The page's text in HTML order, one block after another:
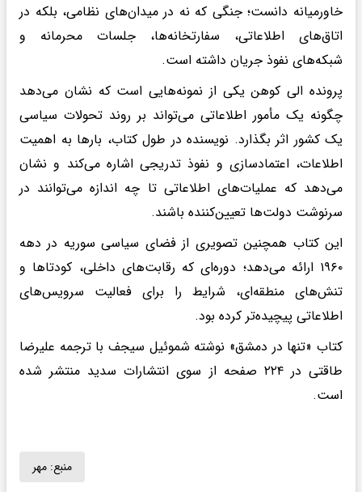
خاورمیانه دانست؛ جنگی که نه در میدان‌های نظامی، بلکه در
اتاق‌های اطلاعاتی، سفارتخانه‌ها، جلسات محرمانه و
شبکه‌های نفوذ جریان داشته است.
پرونده الی کوهن یکی از نمونه‌هایی است که نشان می‌دهد
چگونه یک مأمور اطلاعاتی می‌تواند بر روند تحولات سیاسی
یک کشور اثر بگذارد. نویسنده در طول کتاب، بارها به اهمیت
اطلاعات، اعتمادسازی و نفوذ تدریجی اشاره می‌کند و نشان
می‌دهد که عملیات‌های اطلاعاتی تا چه اندازه می‌توانند در
سرنوشت دولت‌ها تعیین‌کننده باشند.
این کتاب همچنین تصویری از فضای سیاسی سوریه در دهه
۱۹۶۰ ارائه می‌دهد؛ دوره‌ای که رقابت‌های داخلی، کودتاها و
تنش‌های منطقه‌ای، شرایط را برای فعالیت سرویس‌های
اطلاعاتی پیچیده‌تر کرده بود.
کتاب «تنها در دمشق» نوشته شموئیل سیجف با ترجمه علیرضا
طاقتی در ۲۲۴ صفحه از سوی انتشارات سدید منتشر شده
است.
منبع: مهر